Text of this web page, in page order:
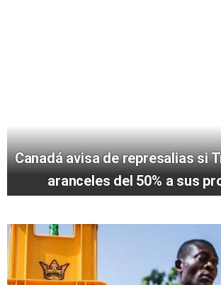
Canadá avisa de represalias si
aranceles del 50% a sus